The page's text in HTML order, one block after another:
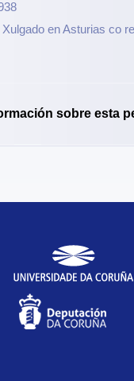
en Asturias co
sobre esta